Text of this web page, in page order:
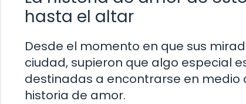
hasta el altar
Desde el momento en que sus
ciudad, supieron que algo especial
destinadas a encontrarse en medio
historia de amor.